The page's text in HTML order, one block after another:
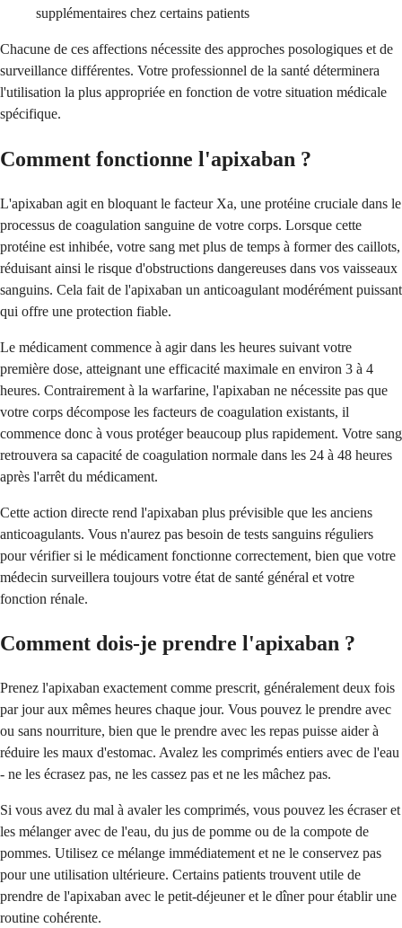
supplémentaires chez certains patients
Chacune de ces affections nécessite des approches posologiques et de
surveillance différentes. Votre professionnel de la santé déterminera
l'utilisation la plus appropriée en fonction de votre situation médicale
spécifique.
Comment fonctionne l'apixaban ?
L'apixaban agit en bloquant le facteur Xa, une protéine cruciale dans le
processus de coagulation sanguine de votre corps. Lorsque cette
protéine est inhibée, votre sang met plus de temps à former des caillots,
réduisant ainsi le risque d'obstructions dangereuses dans vos vaisseaux
sanguins. Cela fait de l'apixaban un anticoagulant modérément puissant
qui offre une protection fiable.
Le médicament commence à agir dans les heures suivant votre
première dose, atteignant une efficacité maximale en environ 3 à 4
heures. Contrairement à la warfarine, l'apixaban ne nécessite pas que
votre corps décompose les facteurs de coagulation existants, il
commence donc à vous protéger beaucoup plus rapidement. Votre sang
retrouvera sa capacité de coagulation normale dans les 24 à 48 heures
après l'arrêt du médicament.
Cette action directe rend l'apixaban plus prévisible que les anciens
anticoagulants. Vous n'aurez pas besoin de tests sanguins réguliers
pour vérifier si le médicament fonctionne correctement, bien que votre
médecin surveillera toujours votre état de santé général et votre
fonction rénale.
Comment dois-je prendre l'apixaban ?
Prenez l'apixaban exactement comme prescrit, généralement deux fois
par jour aux mêmes heures chaque jour. Vous pouvez le prendre avec
ou sans nourriture, bien que le prendre avec les repas puisse aider à
réduire les maux d'estomac. Avalez les comprimés entiers avec de l'eau
- ne les écrasez pas, ne les cassez pas et ne les mâchez pas.
Si vous avez du mal à avaler les comprimés, vous pouvez les écraser et
les mélanger avec de l'eau, du jus de pomme ou de la compote de
pommes. Utilisez ce mélange immédiatement et ne le conservez pas
pour une utilisation ultérieure. Certains patients trouvent utile de
prendre de l'apixaban avec le petit-déjeuner et le dîner pour établir une
routine cohérente.